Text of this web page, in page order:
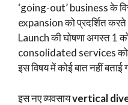
‘going-out’ business के
expansion को प्रदर्शित
Launch की घोषणा अगस्त 1
consolidated services को
इस विषय में कोई बात नहीं बताई
इस नए व्यवसायvertical